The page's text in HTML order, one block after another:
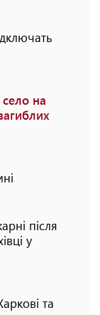
село на
після
у
та